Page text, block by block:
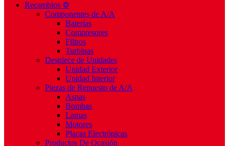
Recambios ⚙️
Componentes de A/A
Baterías
Compresores
Filtros
Turbinas
Despiece de Unidades
Unidad Exterior
Unidad Interior
Piezas de Repuesto de A/A
Aspas
Bombas
Lamas
Motores
Placas Electrónicas
Productos De Ocasión